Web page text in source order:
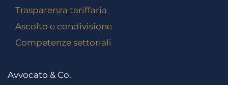
Trasparenza tariffaria
Ascolto e condivisione
Competenze settoriali
Avvocato & Co.